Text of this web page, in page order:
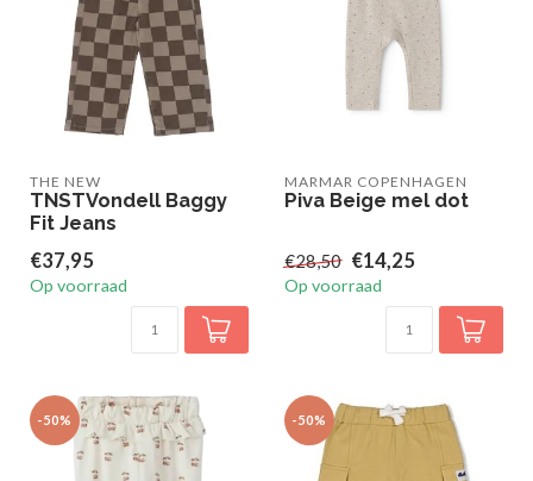
THE NEW
TNSTVondell Baggy
Fit Jeans
€37,95
Op voorraad
MARMAR COPENHAGEN
Piva Beige mel dot
€28,50 €14,25
Op voorraad
-50% -50%